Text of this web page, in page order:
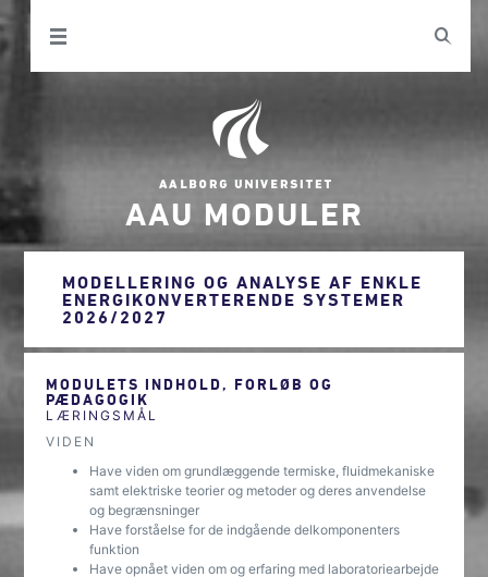
AAU MODULER
MODELLERING OG ANALYSE AF ENKLE
ENERGIKONVERTERENDE SYSTEMER
2026/2027
MODULETS INDHOLD, FORLØB OG
PÆDAGOGIK
LÆRINGSMÅL
VIDEN
Have viden om grundlæggende termiske, fluidmekaniske
samt elektriske teorier og metoder og deres anvendelse
og begrænsninger
Have forståelse for de indgående delkomponenters
funktion
Have opnået viden om og erfaring med laboratoriearbejde